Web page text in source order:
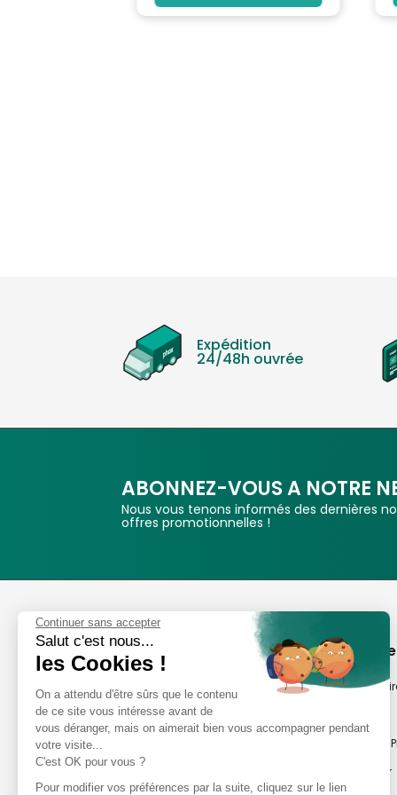
Expédition
24/48h ouvrée
ABONNEZ-VOUS A NOTRE
Nous vous tenons informés des dernières
offres promotionnelles !
Phox
Spécialiste de l'image
Suivez-nous
Avis clients
8,2/10 Avis vérifiés
A propos
Notre savoir-
Nos magasins
Notre newsletter
Continuer sans accepter
Salut c'est nous...
les Cookies !
On a attendu d'être sûrs que le contenu
de ce site vous intéresse avant de
vous déranger, mais on aimerait bien vous accompagner pendant
votre visite...
C'est OK pour vous ?
Pour modifier vos préférences par la suite, cliquez sur le lien